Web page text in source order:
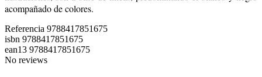
acompañado de colores.
Referencia 9788417851675
isbn 9788417851675
ean13 9788417851675
No reviews